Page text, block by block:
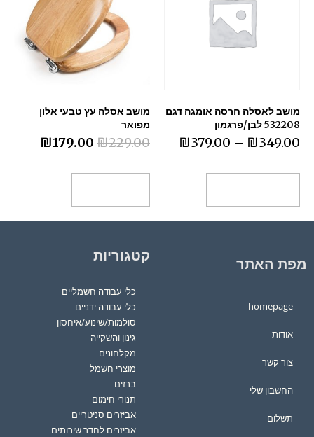
מושב לאסלה חרסה אומגה דגם
532208 לבן/פרגמון
₪349.00
–
₪379.00
מושב אסלה עץ טבעי אלון
מפואר
₪229.00
₪179.00
מפת האתר
homepage
אודות
צור קשר
החשבון שלי
תשלום
קטגוריות
כלי עבודה חשמליים
כלי עבודה ידניים
סולמות/שינוע/איחסון
גינון והשקייה
מקלחונים
מוצרי חשמל
ברזים
תנורי חימום
אביזרים סניטריים
אביזרים לחדר שירותים